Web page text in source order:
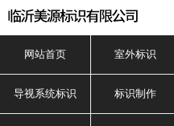
网站首页 室外标识
导视系统标识 标识制作